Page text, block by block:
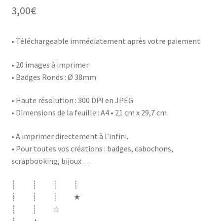
3,00€
• Téléchargeable immédiatement après votre paiement
• 20 images à imprimer
• Badges Ronds : Ø 38mm
• Haute résolution : 300 DPI en JPEG
• Dimensions de la feuille : A4 • 21 cm x 29,7 cm
• A imprimer directement à l’infini.
• Pour toutes vos créations : badges, cabochons,
scrapbooking, bijoux …
┊ ┊ ┊ ┊
┊ ┊ ┊ ★
┊ ┊ ☆